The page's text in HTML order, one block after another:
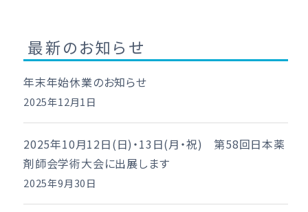
最新のお知らせ
年末年始休業のお知らせ
2025年12月1日
2025年10月12日(日)・13日(月・祝) 第58回日本薬
剤師会学術大会に出展します
2025年9月30日